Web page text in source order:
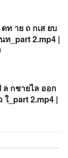
ท าย ถ กเส ยบ
ท_part 2.mp4 |
ล กชายไล ออก
ใ_part 2.mp4 |